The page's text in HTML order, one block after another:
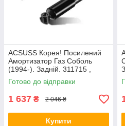
ACSUSS Корея! Посилений
Амортизатор Газ Соболь
(1994-). Задній. 311715 ,
443179
Готово до відправки
1 637 ₴ 2 046 ₴
Купити